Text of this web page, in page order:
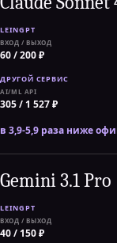
ВХОД / ВЫХОД
60 / 200 ₽
AI/ML API
305 / 1 527 ₽
в 3,9-5,9 раза ниже
Gemini 3.1 Pro
ВХОД / ВЫХОД
40 / 150 ₽